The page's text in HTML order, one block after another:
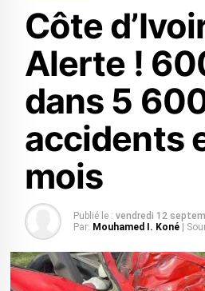
Côte
Alerte !
dans 5
accidents
mois
Publié le : vendredi 12
Par: Mouhamed I. Koné |